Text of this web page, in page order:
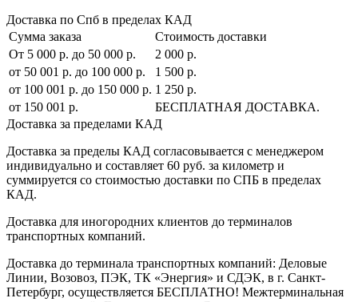
Доставка по Спб в пределах КАД
Сумма заказа
Стоимость доставки
От 5 000 р. до 50 000 р.
2 000 р.
от 50 001 р. до 100 000 р.
1 500 р.
от 100 001 р. до 150 000 р. 1 250 р.
от 150 001 р.
БЕСПЛАТНАЯ ДОСТАВКА.
Доставка за пределами КАД
Доставка за пределы КАД согласовывается с менеджером
индивидуально и составляет 60 руб. за километр и
суммируется со стоимостью доставки по СПБ в пределах
КАД.
Доставка для иногородних клиентов до терминалов
транспортных компаний.
Доставка до терминала транспортных компаний: Деловые
Линии, Возовоз, ПЭК, ТК «Энергия» и СДЭК, в г. Санкт-
Петербург, осуществляется БЕСПЛАТНО! Межтерминальная